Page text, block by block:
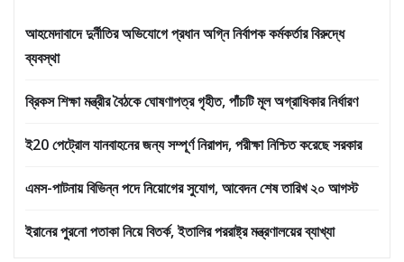
আহমেদাবাদে দুর্নীতির অভিযোগে প্রধান অগ্নি নির্বাপক কর্মকর্তার বিরুদ্ধে
ব্যবস্থা
ব্রিকস শিক্ষা মন্ত্রীর বৈঠকে ঘোষণাপত্র গৃহীত, পাঁচটি মূল অগ্রাধিকার নির্ধারণ
ই20 পেট্রোল যানবাহনের জন্য সম্পূর্ণ নিরাপদ, পরীক্ষা নিশ্চিত করেছে সরকার
এমস-পাটনায় বিভিন্ন পদে নিয়োগের সুযোগ, আবেদন শেষ তারিখ ২০ আগস্ট
ইরানের পুরনো পতাকা নিয়ে বিতর্ক, ইতালির পররাষ্ট্র মন্ত্রণালয়ের ব্যাখ্যা